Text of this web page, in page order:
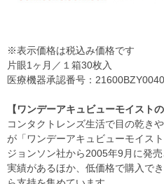
※表示価格は税込み価格です
片眼1ヶ月／１箱30枚入
医療機器承認番号：
【ワンデーアキュビューモイストの
コンタクトレンズ生活で目の乾き
が「ワンデーアキュビューモイス
ジョンソン社から2005年9月に発
実績があるほか、低価格で購入で